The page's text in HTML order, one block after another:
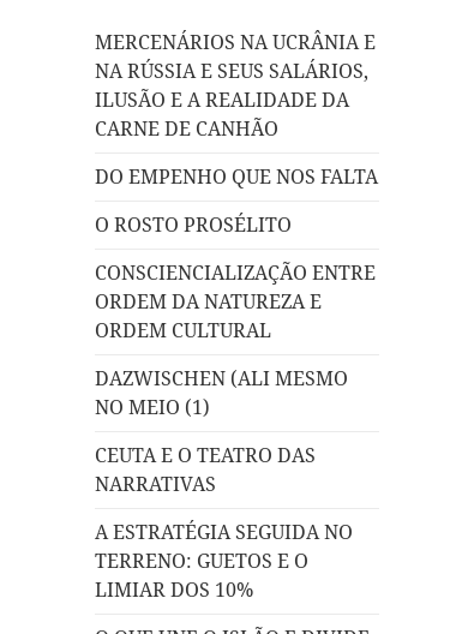
MERCENÁRIOS NA UCRÂNIA E
NA RÚSSIA E SEUS SALÁRIOS,
ILUSÃO E A REALIDADE DA
CARNE DE CANHÃO
DO EMPENHO QUE NOS FALTA
O ROSTO PROSÉLITO
CONSCIENCIALIZAÇÃO ENTRE
ORDEM DA NATUREZA E
ORDEM CULTURAL
DAZWISCHEN (ALI MESMO
NO MEIO (1)
CEUTA E O TEATRO DAS
NARRATIVAS
A ESTRATÉGIA SEGUIDA NO
TERRENO: GUETOS E O
LIMIAR DOS 10%